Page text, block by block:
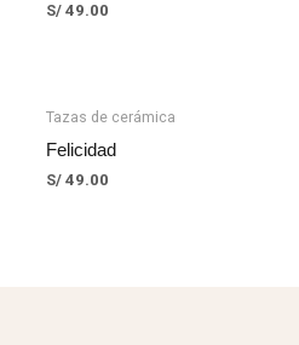
S/49.00
Tazas de cerámica
Felicidad
S/49.00